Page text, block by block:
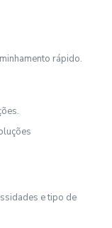
rápido.
e tipo de